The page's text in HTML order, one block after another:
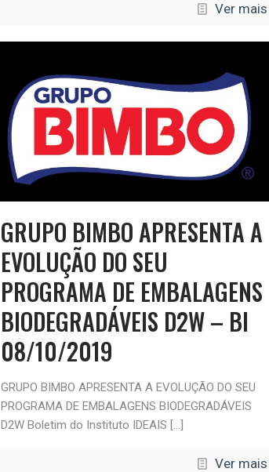
Ver mais
GRUPO BIMBO APRESENTA A
EVOLUÇÃO DO SEU
PROGRAMA DE EMBALAGENS
BIODEGRADÁVEIS D2W – BI
08/10/2019
GRUPO BIMBO APRESENTA A EVOLUÇÃO DO SEU
PROGRAMA DE EMBALAGENS BIODEGRADÁVEIS
D2W Boletim do Instituto IDEAIS […]
Ver mais